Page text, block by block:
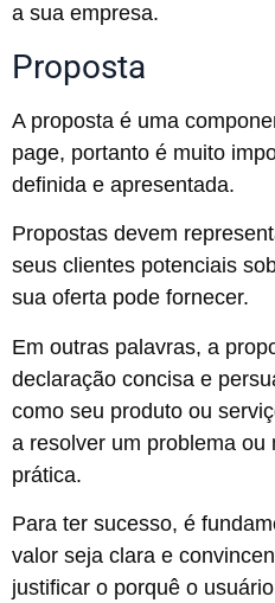
a sua empresa.
Proposta
A proposta é uma
page, portanto é muito
definida e apresentada.
Propostas devem
seus clientes potenciais
sua oferta pode fornecer.
Em outras palavras, a
declaração concisa e
como seu produto ou
a resolver um problema ou
prática.
Para ter sucesso, é
valor seja clara e
justificar o porquê o